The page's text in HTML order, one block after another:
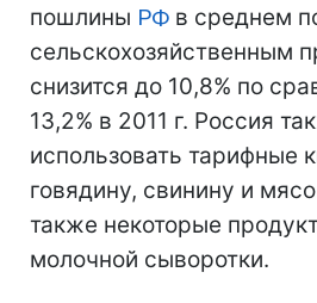
пошлины РФ в среднем
сельскохозяйственным
снизится до 10,8% по
13,2% в 2011 г. Россия
использовать тарифные
говядину, свинину и
также некоторые
молочной сыворотки.